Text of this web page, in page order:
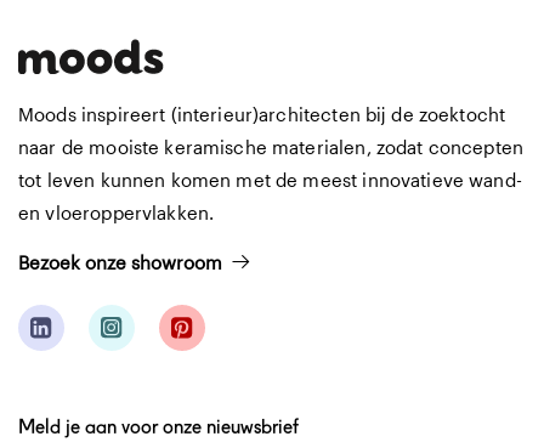
Moods inspireert (interieur)architecten bij de zoektocht
naar de mooiste keramische materialen, zodat concepten
tot leven kunnen komen met de meest innovatieve wand-
en vloeroppervlakken.
Bezoek onze showroom
Meld je aan voor onze nieuwsbrief